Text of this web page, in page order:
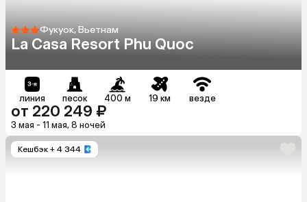
Фукуок, Вьетнам
La Casa Resort Phu Quoc
линия песок 400 м 19 км везде
от 220 249 ₽
3 мая - 11 мая, 8 ночей
Кешбэк + 4 344